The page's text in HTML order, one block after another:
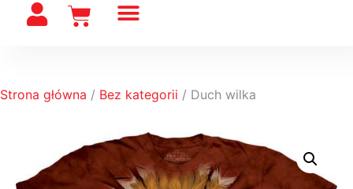
Strona główna / Bez kategorii / Duch wilka